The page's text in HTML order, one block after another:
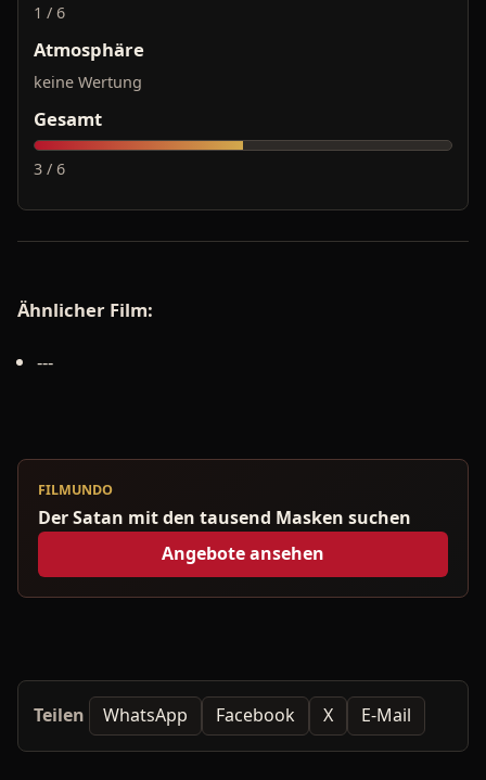
1 / 6
Atmosphäre
keine Wertung
Gesamt
3 / 6
Ähnlicher Film:
---
FILMUNDO
Der Satan mit den tausend Masken suchen
Angebote ansehen
Teilen WhatsApp Facebook X E-Mail